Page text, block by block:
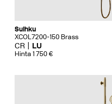
Suihku
XCOL7200-150 Brass
CR LU
Hinta 1 750 €